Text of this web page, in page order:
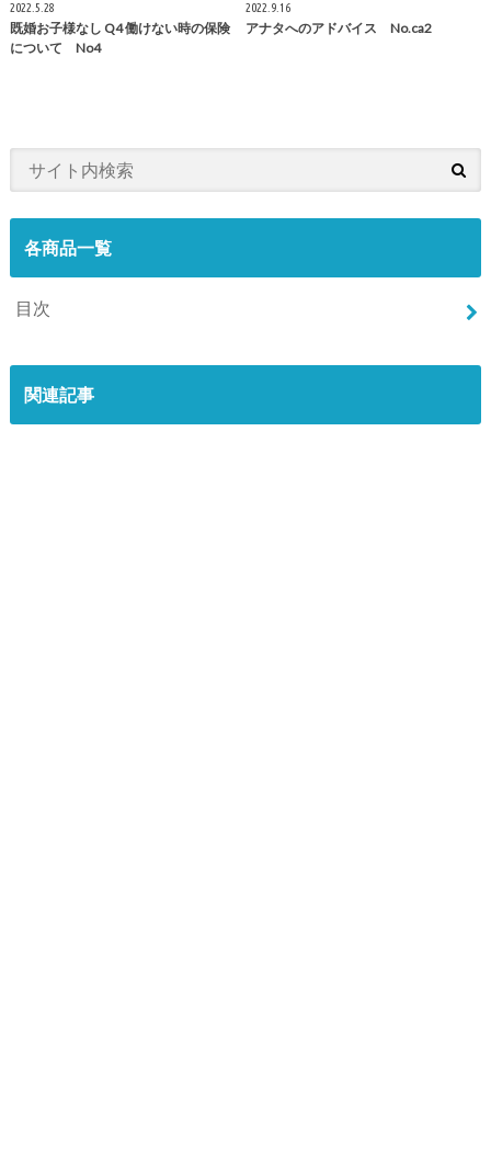
2022.5.28
既婚お子様なし Q4 働けない時の保険
について No4
2022.9.16
アナタへのアドバイス No.ca2
各商品一覧
目次
関連記事